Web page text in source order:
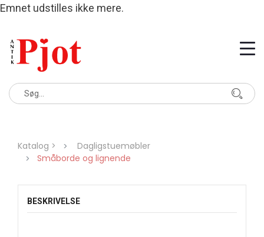
Emnet udstilles ikke mere.
Katalog >
Dagligstuemøbler
Småborde og lignende
BESKRIVELSE